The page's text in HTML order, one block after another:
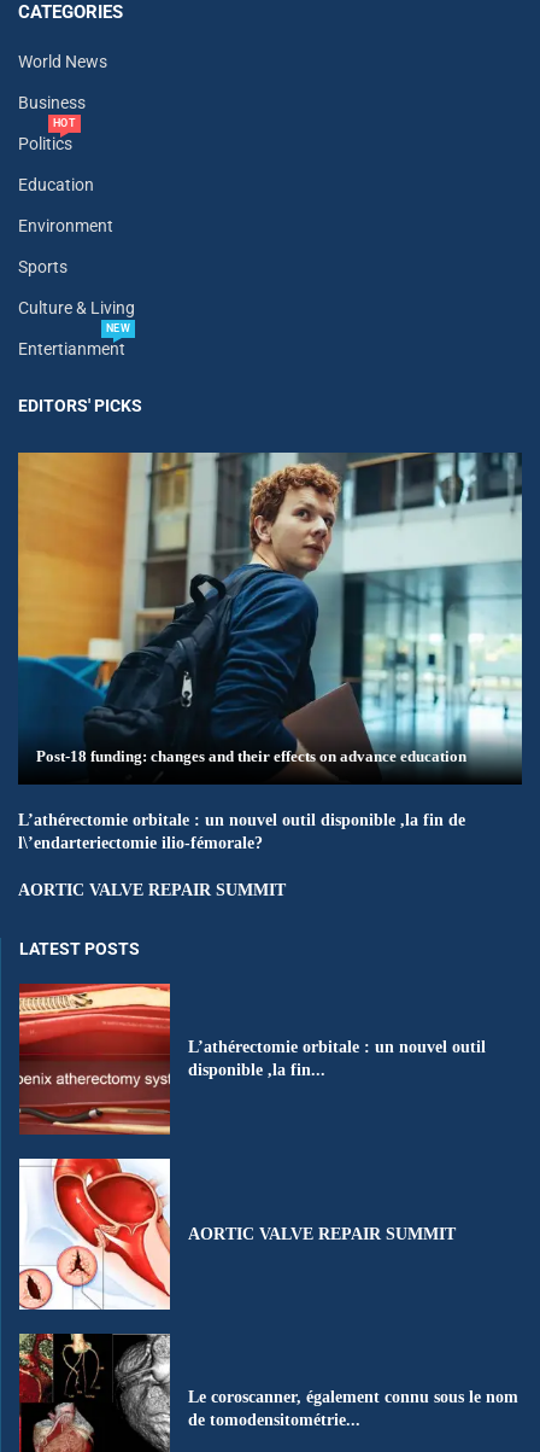
CATEGORIES
World News
Business
Politics
HOT
Education
Environment
Sports
Culture & Living
Entertianment
NEW
EDITORS' PICKS
Post-18 funding: changes and their effects on advance education
L’athérectomie orbitale : un nouvel outil disponible ,la fin de
l\’endarteriectomie ilio-fémorale?
AORTIC VALVE REPAIR SUMMIT
LATEST POSTS
L’athérectomie orbitale : un nouvel outil
disponible ,la fin...
AORTIC VALVE REPAIR SUMMIT
Le coroscanner, également connu sous le nom
de tomodensitométrie...